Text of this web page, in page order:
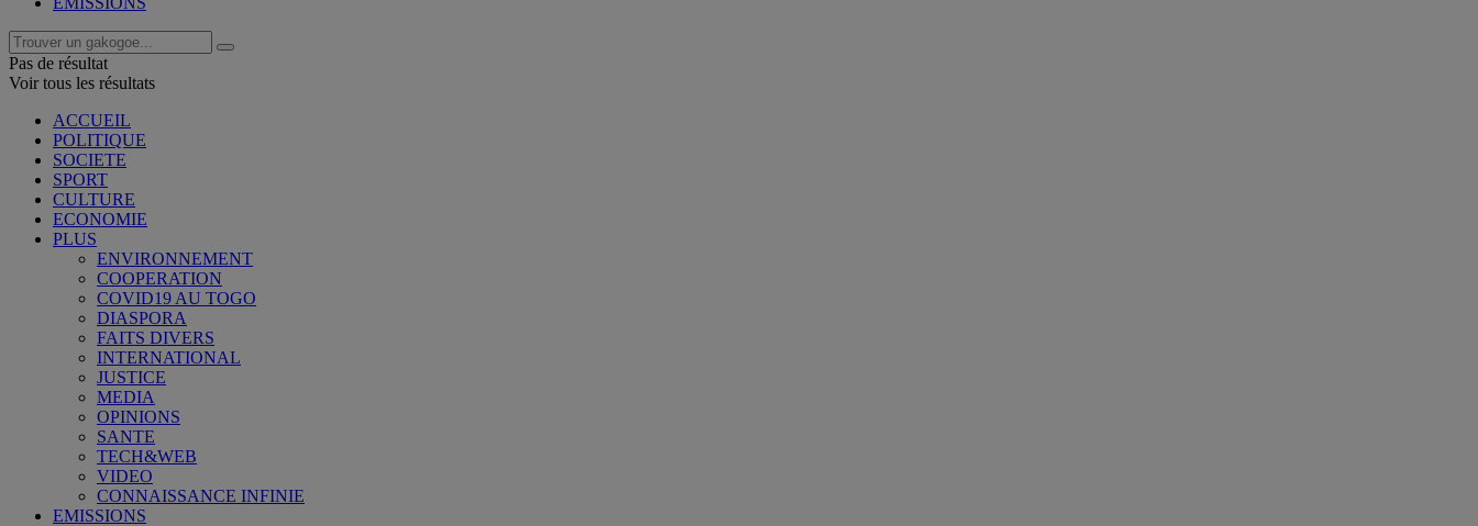
Pas de résultat
Voir tous les résultats
ACCUEIL
POLITIQUE
SOCIETE
SPORT
CULTURE
ECONOMIE
PLUS
ENVIRONNEMENT
COOPERATION
COVID19 AU TOGO
DIASPORA
FAITS DIVERS
INTERNATIONAL
JUSTICE
MEDIA
OPINIONS
SANTE
TECH&WEB
VIDEO
CONNAISSANCE INFINIE
EMISSIONS